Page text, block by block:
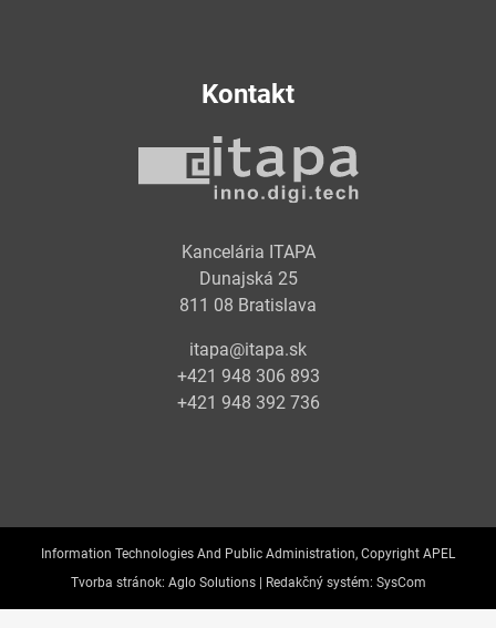
Kontakt
Kancelária ITAPA
Dunajská 25
811 08 Bratislava
itapa@itapa.sk
+421 948 306 893
+421 948 392 736
Information Technologies And Public Administration, Copyright APEL
Tvorba stránok: Aglo Solutions | Redakčný systém: SysCom